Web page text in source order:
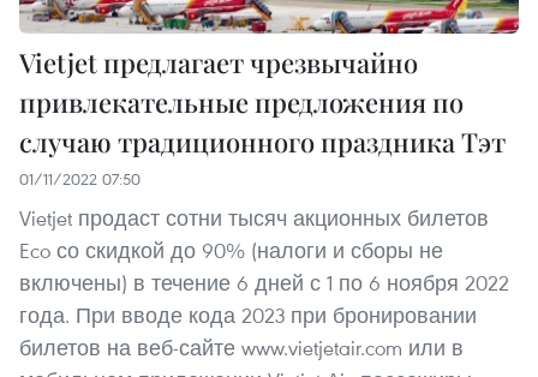
Vietjet предлагает чрезвычайно
привлекательные предложения по
случаю традиционного праздника Тэт
01/11/2022 07:50
Vietjet продаст сотни тысяч акционных билетов
Eco со скидкой до 90% (налоги и сборы не
включены) в течение 6 дней с 1 по 6 ноября 2022
года. При вводе кода 2023 при бронировании
билетов на веб-сайте www.vietjetair.com или в